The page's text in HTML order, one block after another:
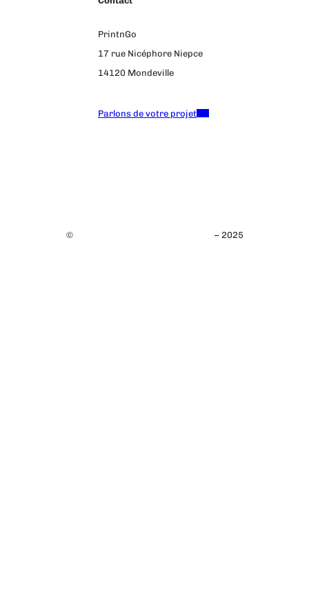
PrintnGo
17 rue Nicéphore Niepce
14120 Mondeville
Parlons de votre projet
© – 2025